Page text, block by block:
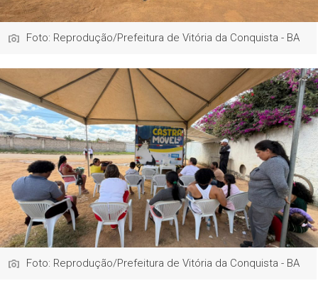
Foto: Reprodução/Prefeitura de Vitória da Conquista - BA
Foto: Reprodução/Prefeitura de Vitória da Conquista - BA